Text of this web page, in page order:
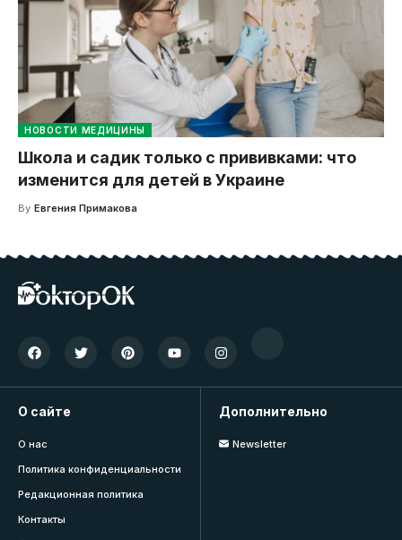
НОВОСТИ МЕДИЦИНЫ
Школа и садик только с прививками: что
изменится для детей в Украине
By Евгения Примакова
О сайте
О нас
Политика конфиденциальности
Редакционная политика
Контакты
Дополнительно
Newsletter